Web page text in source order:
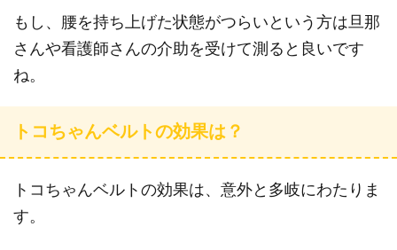
もし、腰を持ち上げた状態がつらいという方は旦那
さんや看護師さんの介助を受けて測ると良いです
ね。
トコちゃんベルトの効果は？
トコちゃんベルトの効果は、意外と多岐にわたりま
す。